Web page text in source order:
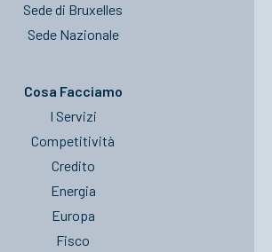
Sede di Bruxelles
Sede Nazionale
Cosa Facciamo
I Servizi
Competitività
Credito
Energia
Europa
Fisco